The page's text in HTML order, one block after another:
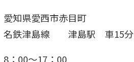
愛知県愛西市赤目町
名鉄津島線 津島駅 車15分
8：00～17：00